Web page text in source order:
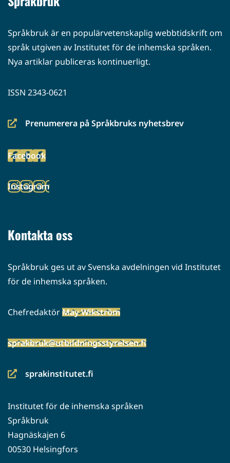
Språkbruk är en populärvetenskaplig webbtidskrift om
språk utgiven av Institutet för de inhemska språken.
Nya artiklar publiceras kontinuerligt.
ISSN 2343-0621
Prenumerera på Språkbruks nyhetsbrev
(siirryt
palveluun)
Facebook
(siirryt
palveluun)
Instagram
(siirryt
Kontakta oss
Språkbruk ges ut av Svenska avdelningen vid Institutet
för de inhemska språken.
ChefredaktörMay Wikström
sprakbruk@utbildningsstyrelsen.fi
sprakinstitutet.fi
(siirryt
palveluun)
Institutet för de inhemska språken
Språkbruk
Hagnäskajen 6
00530 Helsingfors